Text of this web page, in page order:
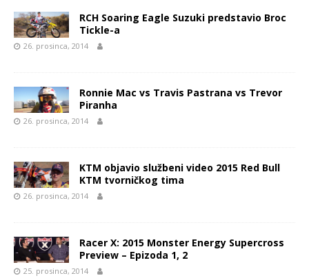
RCH Soaring Eagle Suzuki predstavio Broc
Tickle-a
26. prosinca, 2014
Ronnie Mac vs Travis Pastrana vs Trevor
Piranha
26. prosinca, 2014
KTM objavio službeni video 2015 Red Bull
KTM tvorničkog tima
26. prosinca, 2014
Racer X: 2015 Monster Energy Supercross
Preview – Epizoda 1, 2
25. prosinca, 2014